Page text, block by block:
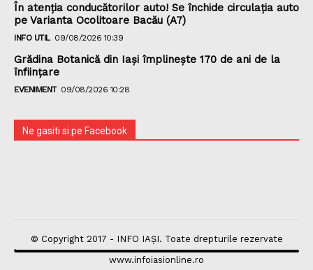
În atenția conducătorilor auto! Se închide circulația auto
pe Varianta Ocolitoare Bacău (A7)
INFO UTIL 09/08/2026 10:39
Grădina Botanică din Iaşi împlineşte 170 de ani de la
înfiinţare
EVENIMENT 09/08/2026 10:28
Ne gasiti si pe Facebook
© Copyright 2017 - INFO IAȘI. Toate drepturile rezervate
www.infoiasionline.ro